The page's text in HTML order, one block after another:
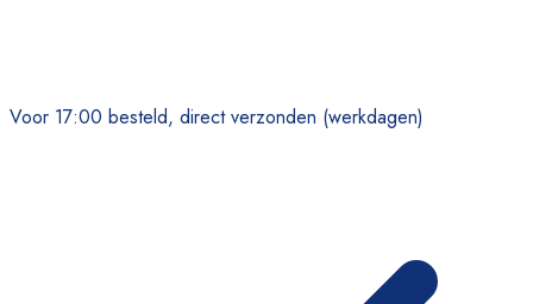
Voor 17:00 besteld, direct verzonden (werkdagen)